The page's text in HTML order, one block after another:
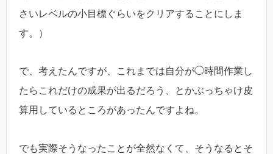
さいレベルの小目標ぐらいをクリアすることにしま
す。）
で、考えたんですが、これまでは自分が◯時間作業し
たらこれだけの成果が出るだろう、とかぶっちゃけ皮
算用しているところがあったんですよね。
でも実際そうなったことが全然なくて、そうなるとそ